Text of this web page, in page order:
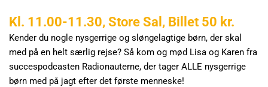
Kl. 11.00-11.30, Store Sal, Billet 50 kr.
Kender du nogle nysgerrige og sløngelagtige børn, der skal
med på en helt særlig rejse? Så kom og mød Lisa og Karen fra
succespodcasten Radionauterne, der tager ALLE nysgerrige
børn med på jagt efter det første menneske!